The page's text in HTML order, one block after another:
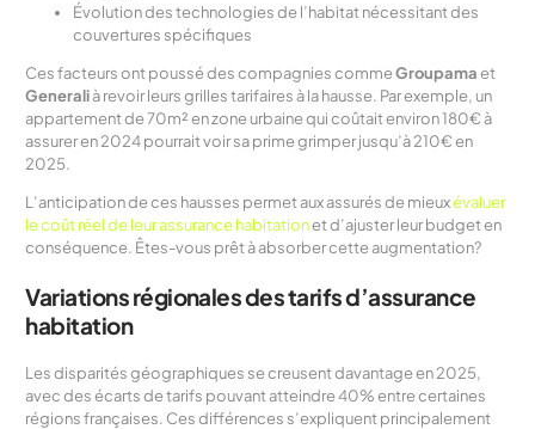
Évolution des technologies de l’habitat nécessitant des
couvertures spécifiques
Ces facteurs ont poussé des compagnies commeGroupamaet
Generalià revoir leurs grilles tarifaires à la hausse. Par exemple, un
appartement de 70m² en zone urbaine qui coûtait environ 180€ à
assurer en 2024 pourrait voir sa prime grimper jusqu’à 210€ en
2025.
L’anticipation de ces hausses permet aux assurés de mieuxévaluer
le coût réel de leur assurance habitationet d’ajuster leur budget en
conséquence. Êtes-vous prêt à absorber cette augmentation?
Variations régionales des tarifs d’assurance
habitation
Les disparités géographiques se creusent davantage en 2025,
avec des écarts de tarifs pouvant atteindre 40% entre certaines
régions françaises. Ces différences s’expliquent principalement